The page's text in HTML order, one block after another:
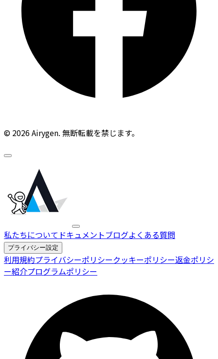
© 2026 Airygen. 無断転載を禁じます。
私たちについて ドキュメントブログよくある質問
プライバシー設定
利用規約プライバシーポリシークッキーポリシー返金ポリシ
ー紹介プログラムポリシー